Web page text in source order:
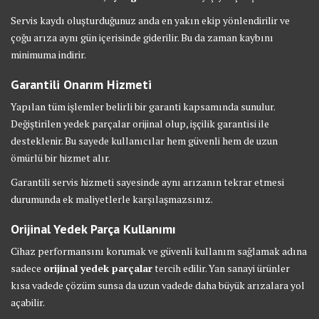
Servis kaydı oluşturduğunuz anda en yakın ekip yönlendirilir ve
çoğu arıza aynı gün içerisinde giderilir. Bu da zaman kaybını
minimuma indirir.
Garantili Onarım Hizmeti
Yapılan tüm işlemler belirli bir garanti kapsamında sunulur.
Değiştirilen yedek parçalar orijinal olup, işçilik garantisi ile
desteklenir. Bu sayede kullanıcılar hem güvenli hem de uzun
ömürlü bir hizmet alır.
Garantili servis hizmeti sayesinde aynı arızanın tekrar etmesi
durumunda ek maliyetlerle karşılaşmazsınız.
Orijinal Yedek Parça Kullanımı
Cihaz performansını korumak ve güvenli kullanım sağlamak adına
sadece orijinal yedek parçalartercih edilir. Yan sanayi ürünler
kısa vadede çözüm sunsa da uzun vadede daha büyük arızalara yol
açabilir.